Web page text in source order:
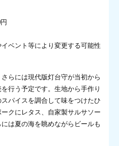
ベント等により変更する可能性
らには現代版灯台守が当初から
行う予定です。生地から手作り
パイスを調合して味をつけたひ
クにレタス、自家製サルサソー
は夏の海を眺めながらビールも